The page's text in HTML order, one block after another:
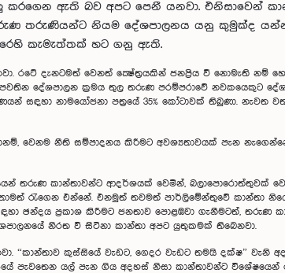
කරගෙන ඇති බව අපට පෙනී යනවා. එනිසාවෙන්
තරුණියන්ට නියම දේශපාලනය යනු කුමුක්ද
කැමැත්තක් හට ගනු ඇති.
රටේ දැනටමත් වෙනත් ක්‍ෂේත්‍රයකින් ජනප්‍රිය වී නොමැති නම්
දේශපාලන ක්‍රමය තුල තරුණ පරම්පරාවේ නවකයෙකුට
සඳහා නාමයෝජනා පත්‍රයේ 35% කෝටාවක් තිබුණා. නැවත
වෙනම නීති සම්පාදනය කිරීමට අවශ්‍යතාවයක් පැන
තරුණ කාන්තාවන්ට ආදර්ශයක් වෙමින්, බලාපොරොත්තුවක්
රැගෙන එන්නේ. එනමුත් තවමත් පාර්ලිමේන්තුවේ කාන්තා
ඡන්දය ප්‍රකාශ කිරීමට ජනතාව පොළඹවා ගැනීමටත්, තරුණ
නිරත වී සිටිනා කාන්තා අපට යුතුකමක් තිබෙනවා.
“කාන්තාව කුස්සියේ වැඩට, ගෙදර වැඩට තමයි දක්ෂ” වැනි
පැවතෙන යල් පැන ගිය අදහස් නිසා කාන්තාවන්ට විශේෂයෙන්